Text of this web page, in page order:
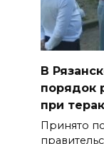
В
порядок
при
Принято